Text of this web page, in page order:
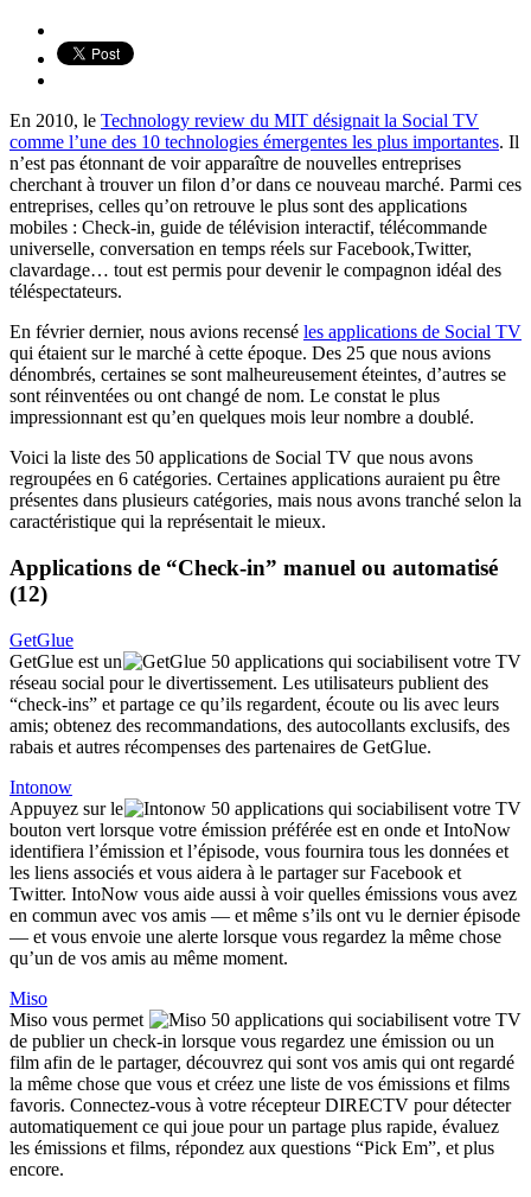
En 2010, le Technology review du MIT désignait la Social TV
comme l’une des 10 technologies émergentes les plus importantes. Il
n’est pas étonnant de voir apparaître de nouvelles entreprises
cherchant à trouver un filon d’or dans ce nouveau marché. Parmi ces
entreprises, celles qu’on retrouve le plus sont des applications
mobiles : Check-in, guide de télévision interactif, télécommande
universelle, conversation en temps réels sur Facebook,Twitter,
clavardage… tout est permis pour devenir le compagnon idéal des
téléspectateurs.
En février dernier, nous avions recensé les applications de Social TV
qui étaient sur le marché à cette époque. Des 25 que nous avions
dénombrés, certaines se sont malheureusement éteintes, d’autres se
sont réinventées ou ont changé de nom. Le constat le plus
impressionnant est qu’en quelques mois leur nombre a doublé.
Voici la liste des 50 applications de Social TV que nous avons
regroupées en 6 catégories. Certaines applications auraient pu être
présentes dans plusieurs catégories, mais nous avons tranché selon la
caractéristique qui la représentait le mieux.
Applications de “Check-in” manuel ou automatisé
(12)
GetGlue
GetGlue est un
réseau social pour le divertissement. Les utilisateurs publient des
“check-ins” et partage ce qu’ils regardent, écoute ou lis avec leurs
amis; obtenez des recommandations, des autocollants exclusifs, des
rabais et autres récompenses des partenaires de GetGlue.
Intonow
Appuyez sur le
bouton vert lorsque votre émission préférée est en onde et IntoNow
identifiera l’émission et l’épisode, vous fournira tous les données et
les liens associés et vous aidera à le partager sur Facebook et
Twitter. IntoNow vous aide aussi à voir quelles émissions vous avez
en commun avec vos amis — et même s’ils ont vu le dernier épisode
— et vous envoie une alerte lorsque vous regardez la même chose
qu’un de vos amis au même moment.
Miso
Miso vous permet
de publier un check-in lorsque vous regardez une émission ou un
film afin de le partager, découvrez qui sont vos amis qui ont regardé
la même chose que vous et créez une liste de vos émissions et films
favoris. Connectez-vous à votre récepteur DIRECTV pour détecter
automatiquement ce qui joue pour un partage plus rapide, évaluez
les émissions et films, répondez aux questions “Pick Em”, et plus
encore.